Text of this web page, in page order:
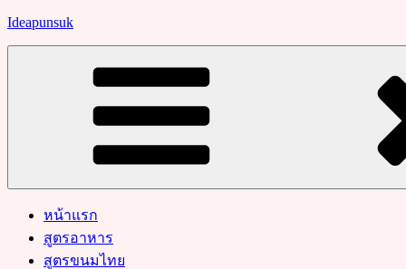
Skip
Ideapunsuk
หน้าแรก
สูตรอาหาร
สูตรขนมไทย